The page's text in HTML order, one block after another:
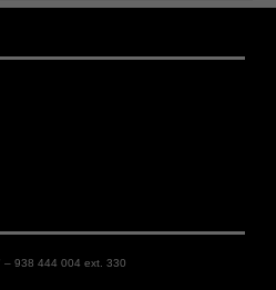
938 444 004 ext. 330
la nostra web
nostre lloc
el millor